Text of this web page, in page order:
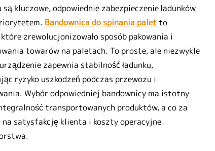
kluczowe, odpowiednie zabezpieczenie ładunków
Bandownica do spinania palet to
zrewolucjonizowało sposób pakowania i
towarów na paletach. To proste, ale niezwykle
zapewnia stabilność ładunku,
ryzyko uszkodzeń podczas przewozu i
Wybór odpowiedniej bandownicy ma istotny
transportowanych produktów, a co za
na satysfakcję klienta i koszty operacyjne